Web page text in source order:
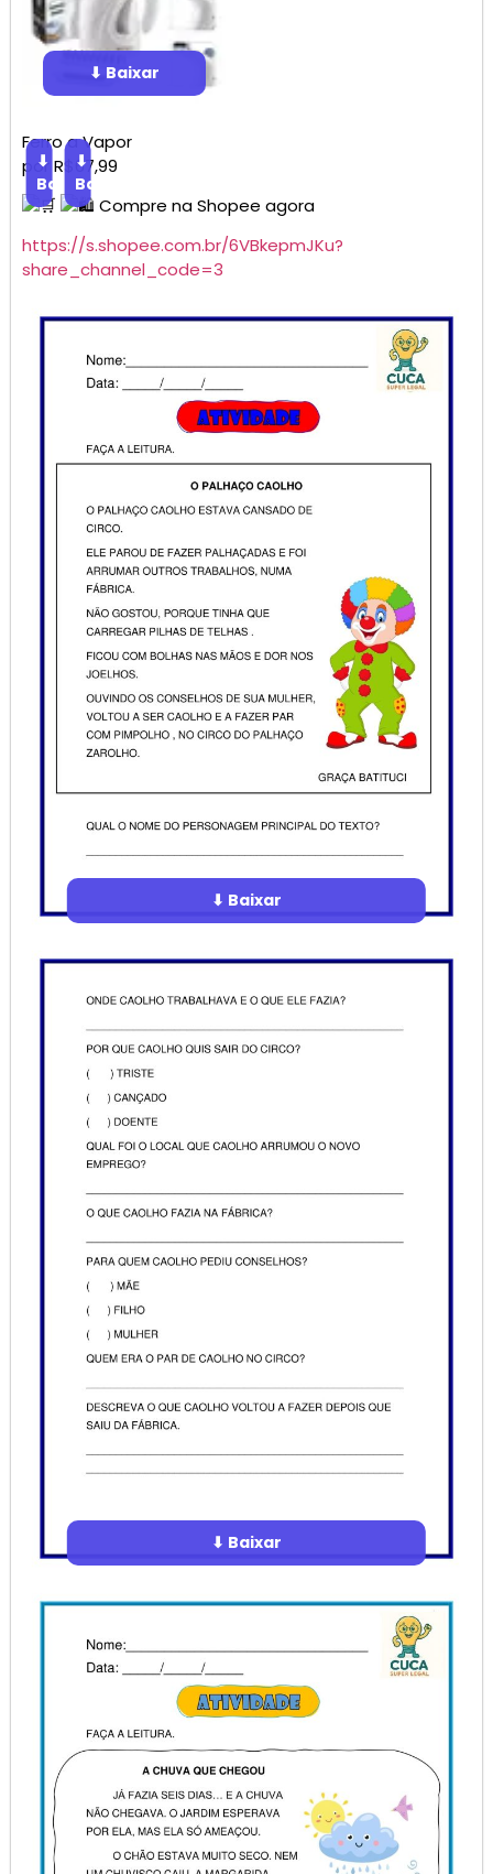
⬇ Baixar
Ferro a Vapor
por R$67,99
⬇
Baixar
⬇
Baixar
Compre naShopee agora
https://s.shopee.com.br/6VBkepmJKu?
share_channel_code=3
⬇ Baixar
⬇ Baixar